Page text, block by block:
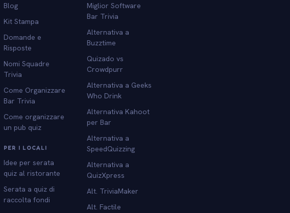
Blog
Kit Stampa
Domande e
Risposte
Nomi Squadre
Trivia
Come Organizzare
Bar Trivia
Come organizzare
un pub quiz
PER I LOCALI
Idee per serata
quiz al ristorante
Serata a quiz di
raccolta fondi
Miglior Software
Bar Trivia
Alternativa a
Buzztime
Quizado vs
Crowdpurr
Alternativa a Geeks
Who Drink
Alternativa Kahoot
per Bar
Alternativa a
SpeedQuizzing
Alternativa a
QuizXpress
Alt. TriviaMaker
Alt. Factile